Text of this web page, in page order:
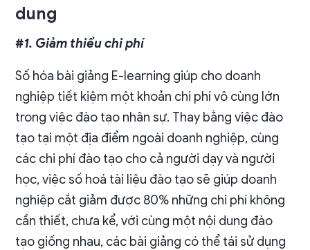
dung
#1. Giảm thiểu chi phí
Số hóa bài giảng E-learning giúp cho doanh
nghiệp tiết kiệm một khoản chi phí vô cùng lớn
trong việc đào tạo nhân sự. Thay bằng việc đào
tạo tại một địa điểm ngoài doanh nghiệp, cùng
các chi phí đào tạo cho cả người dạy và người
học, việc số hoá tài liệu đào tạo sẽ giúp doanh
nghiệp cắt giảm được 80% những chi phí không
cần thiết, chưa kể, với cùng một nội dung đào
tạo giống nhau, các bài giảng có thể tái sử dụng